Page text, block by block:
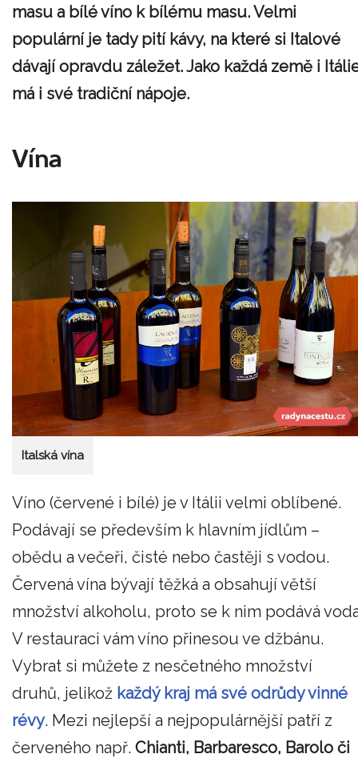
masu a bílé víno k bílému masu. Velmi
populární je tady pití kávy, na které si Italové
dávají opravdu záležet. Jako každá země i
má i své tradiční nápoje.
Vína
Italská vína
Víno (červené i bílé) je v Itálii velmi oblíbené.
Podávají se především k hlavním jídlům –
obědu a večeři, čisté nebo častěji s vodou.
Červená vína bývají těžká a obsahují větší
množství alkoholu, proto se k nim podává
V restauraci vám víno přinesou ve džbánu.
Vybrat si můžete z nesčetného množství
druhů, jelikož každý kraj má své odrůdy vinné
révy. Mezi nejlepší a nejpopulárnější patří z
červeného např. Chianti, Barbaresco, Barolo či